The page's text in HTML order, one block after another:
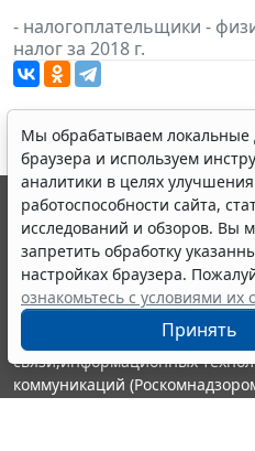
- налогоплательщики -
налог за 2018 г.
Мы обрабатываем локальные
браузера и используем
аналитики в целях
работоспособности сайта,
исследований и обзоров. Вы
запретить обработку
настройках браузера.
ознакомьтесь с условиями их
Принять
© ООО "НПП "ГАРАНТ-СЕРВИС",
выпускается с 1990 года.
являются участниками
информации ГАРАНТ.
Портал ГАРАНТ.РУ
издания Федеральной
связи,информационных
коммуникаций